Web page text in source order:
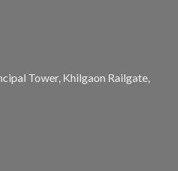
Tower, Khilgaon Railgate,